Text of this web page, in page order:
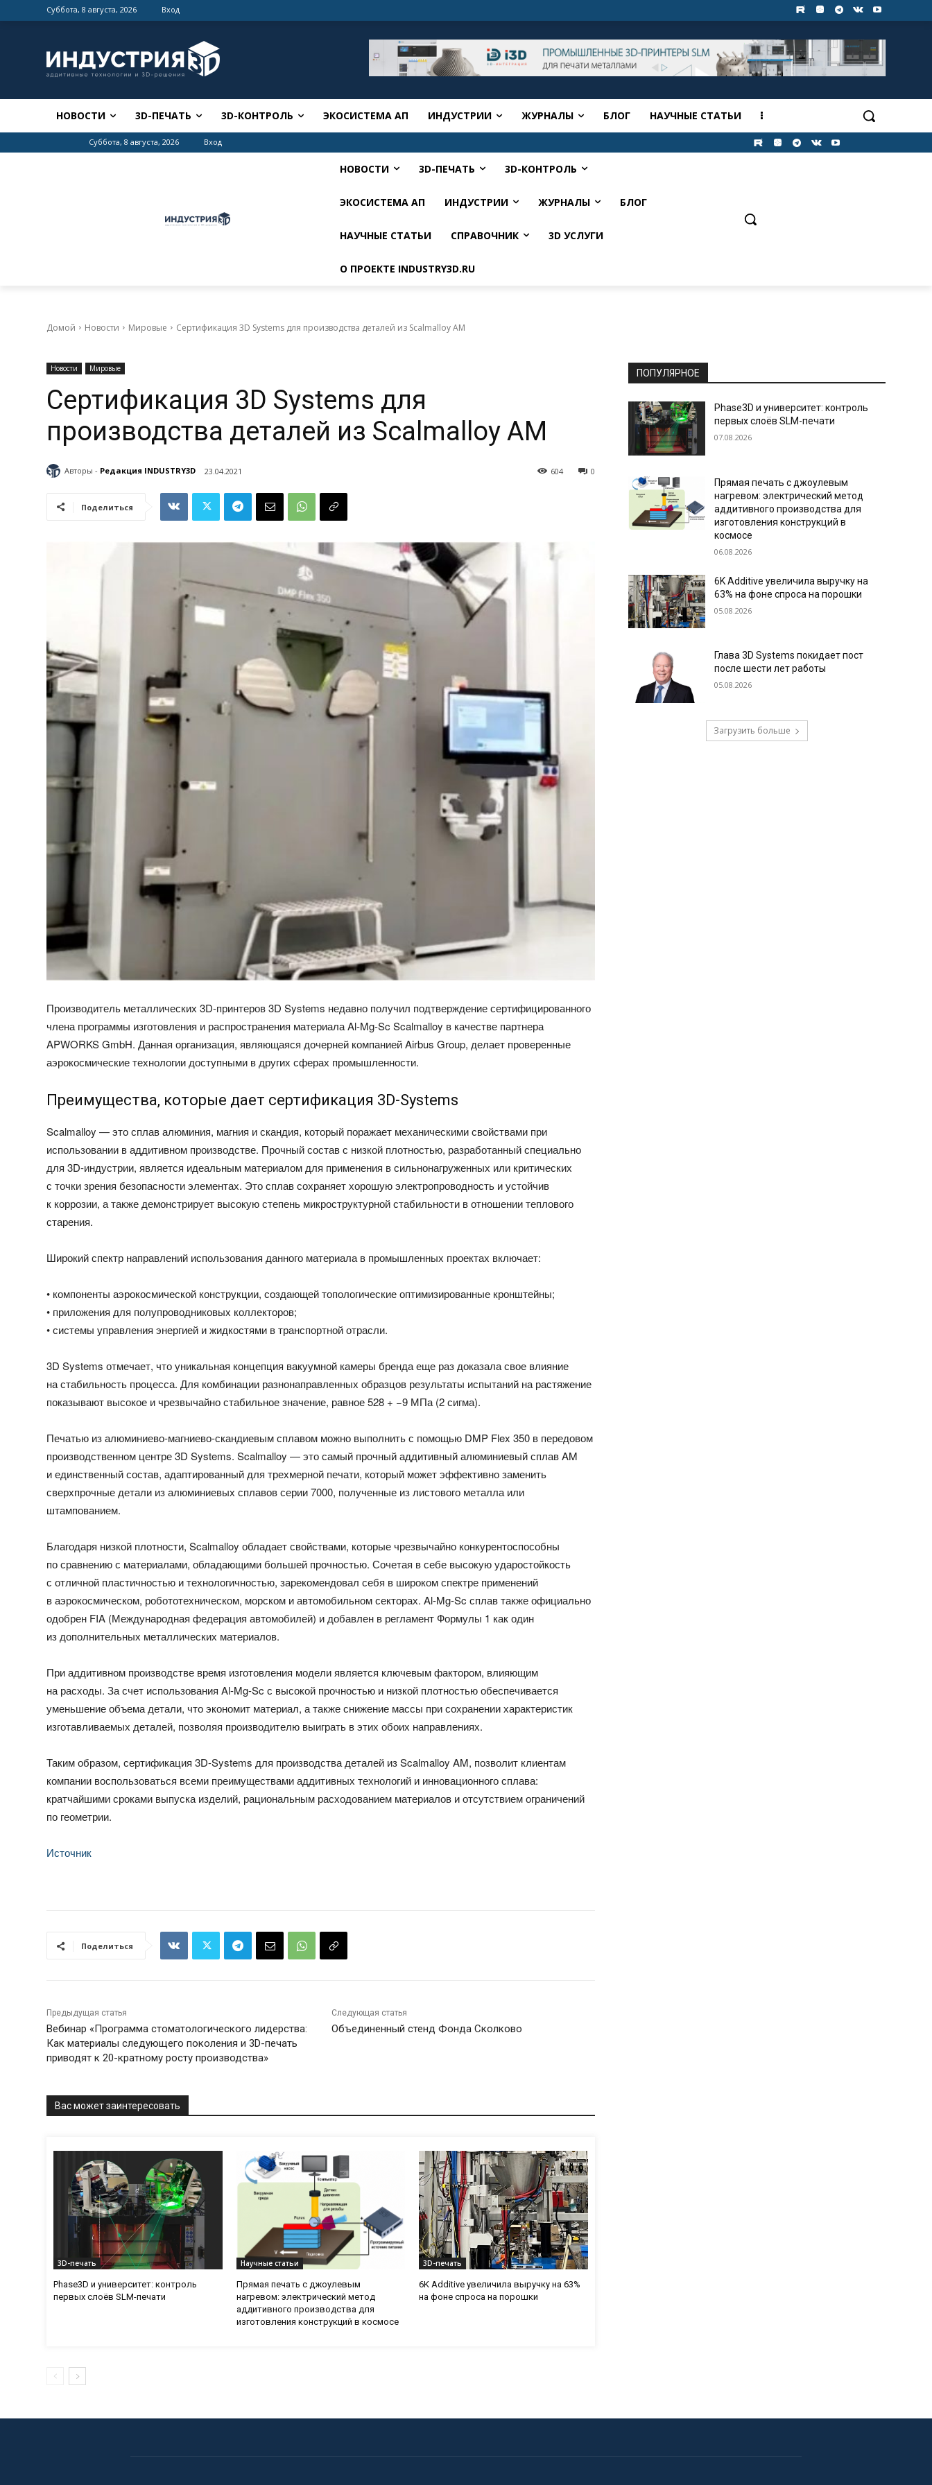
Суббота, 8 августа, 2026 Вход
НОВОСТИ 3D-ПЕЧАТЬ 3D-КОНТРОЛЬ ЭКОСИСТЕМА АП ИНДУСТРИИ ЖУРНАЛЫ БЛОГ НАУЧНЫЕ СТАТЬИ
Суббота, 8 августа, 2026 Вход
НОВОСТИ 3D-ПЕЧАТЬ 3D-КОНТРОЛЬ
ЭКОСИСТЕМА АП ИНДУСТРИИ ЖУРНАЛЫ БЛОГ
НАУЧНЫЕ СТАТЬИ СПРАВОЧНИК 3D УСЛУГИ
О ПРОЕКТЕ INDUSTRY3D.RU
Домой Новости Мировые Сертификация 3D Systems для производства деталей из Scalmalloy AM
Новости Мировые
Сертификация 3D Systems для
производства деталей из Scalmalloy AM
Авторы - Редакция INDUSTRY3D 23.04.2021 0
604
Поделиться
Производитель металлических 3D-принтеров 3D Systems недавно получил подтверждение сертифицированного
члена программы изготовления и распространения материала Al-Mg-Sc Scalmalloy в качестве партнера
APWORKS GmbH. Данная организация, являющаяся дочерней компанией Airbus Group, делает проверенные
аэрокосмические технологии доступными в других сферах промышленности.
Преимущества, которые дает сертификация 3D-Systems
Scalmalloy — это сплав алюминия, магния и скандия, который поражает механическими свойствами при
использовании в аддитивном производстве. Прочный состав с низкой плотностью, разработанный специально
для 3D-индустрии, является идеальным материалом для применения в сильнонагруженных или критических
с точки зрения безопасности элементах. Это сплав сохраняет хорошую электропроводность и устойчив
к коррозии, а также демонстрирует высокую степень микроструктурной стабильности в отношении теплового
старения.
Широкий спектр направлений использования данного материала в промышленных проектах включает:
• компоненты аэрокосмической конструкции, создающей топологические оптимизированные кронштейны;
• приложения для полупроводниковых коллекторов;
• системы управления энергией и жидкостями в транспортной отрасли.
3D Systems отмечает, что уникальная концепция вакуумной камеры бренда еще раз доказала свое влияние
на стабильность процесса. Для комбинации разнонаправленных образцов результаты испытаний на растяжение
показывают высокое и чрезвычайно стабильное значение, равное 528 + −9 МПа (2 сигма).
Печатью из алюминиево-магниево-скандиевым сплавом можно выполнить с помощью DMP Flex 350 в передовом
производственном центре 3D Systems. Scalmalloy — это самый прочный аддитивный алюминиевый сплав AM
и единственный состав, адаптированный для трехмерной печати, который может эффективно заменить
сверхпрочные детали из алюминиевых сплавов серии 7000, полученные из листового металла или
штампованием.
Благодаря низкой плотности, Scalmalloy обладает свойствами, которые чрезвычайно конкурентоспособны
по сравнению с материалами, обладающими большей прочностью. Сочетая в себе высокую ударостойкость
с отличной пластичностью и технологичностью, зарекомендовал себя в широком спектре применений
в аэрокосмическом, робототехническом, морском и автомобильном секторах. Al-Mg-Sc сплав также официально
одобрен FIA (Международная федерация автомобилей) и добавлен в регламент Формулы 1 как один
из дополнительных металлических материалов.
При аддитивном производстве время изготовления модели является ключевым фактором, влияющим
на расходы. За счет использования Al-Mg-Sc с высокой прочностью и низкой плотностью обеспечивается
уменьшение объема детали, что экономит материал, а также снижение массы при сохранении характеристик
изготавливаемых деталей, позволяя производителю выиграть в этих обоих направлениях.
Таким образом, сертификация 3D-Systems для производства деталей из Scalmalloy AM, позволит клиентам
компании воспользоваться всеми преимуществами аддитивных технологий и инновационного сплава:
кратчайшими сроками выпуска изделий, рациональным расходованием материалов и отсутствием ограничений
по геометрии.
Источник
Поделиться
Предыдущая статья
Вебинар «Программа стоматологического лидерства:
Как материалы следующего поколения и 3D-печать
приводят к 20-кратному росту производства»
Следующая статья
Объединенный стенд Фонда Сколково
Вас может заинтересовать
3D-печать
Phase3D и университет: контроль
первых слоёв SLM-печати
Научные статьи
Прямая печать с джоулевым
нагревом: электрический метод
аддитивного производства для
изготовления конструкций в космосе
3D-печать
6K Additive увеличила выручку на 63%
на фоне спроса на порошки
ПОПУЛЯРНОЕ
Phase3D и университет: контроль
первых слоёв SLM-печати
07.08.2026
Прямая печать с джоулевым
нагревом: электрический метод
аддитивного производства для
изготовления конструкций в
космосе
06.08.2026
6K Additive увеличила выручку на
63% на фоне спроса на порошки
05.08.2026
Глава 3D Systems покидает пост
после шести лет работы
05.08.2026
Загрузить больше